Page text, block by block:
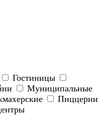
Гостиницы
Муниципальные
Пиццерии